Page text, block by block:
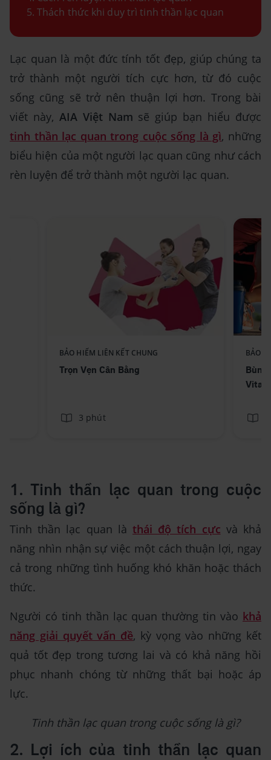
Thách thức khi duy trì tinh thần lạc quan
Lạc quan là một đức tính tốt đẹp, giúp chúng ta
trở thành một người tích cực hơn, từ đó cuộc
sống cũng sẽ trở nên thuận lợi hơn. Trong bài
viết này, AIA Việt Nam sẽ giúp bạn hiểu được
tinh thần lạc quan trong cuộc sống là gì, những
biểu hiện của một người lạc quan cũng như cách
rèn luyện để trở thành một người lạc quan.
BẢO HIỂM LIÊN KẾT CHUNG
Trọn Vẹn Cân Bằng
3 phút
BẢO
Bùng
1. Tinh thần lạc quan trong cuộc
sống là gì?
Tinh thần lạc quan là thái độ tích cực và khả
năng nhìn nhận sự việc một cách thuận lợi, ngay
cả trong những tình huống khó khăn hoặc thách
thức.
Người có tinh thần lạc quan thường tin vào khả
năng giải quyết vấn đề, kỳ vọng vào những kết
quả tốt đẹp trong tương lai và có khả năng hồi
phục nhanh chóng từ những thất bại hoặc áp
lực.
Tinh thần lạc quan trong cuộc sống là gì?
2. Lợi ích của tinh thần lạc quan